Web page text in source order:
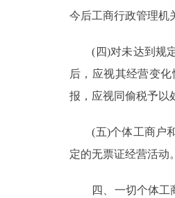
今后工商行政管理机
(四)对未达到规定
后，应视其经营变
报，应视同偷税予以
(五)个体工商户和
定的无票证经营活动。
四、一切个体工商